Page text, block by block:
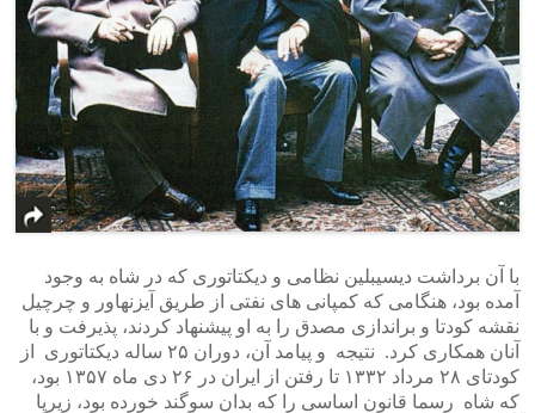
با آن برداشت دیسیبلین نظامی و دیکتاتوری که در شاه به وجود
آمده بود، هنگامی که کمپانی های نفتی از طریق آیزنهاور و چرچیل
نقشه کودتا و براندازی مصدق را به او پیشنهاد کردند، پذیرفت و با
آنان همکاری کرد. نتیجه و پیامد آن، دوران ۲۵ ساله دیکتاتوری از
کودتای ۲۸ مرداد ۱۳۳۲ تا رفتن از ایران در ۲۶ دی ماه ۱۳۵۷ بود،
که شاه رسما قانون اساسی را که بدان سوگند خورده بود، زیرپا